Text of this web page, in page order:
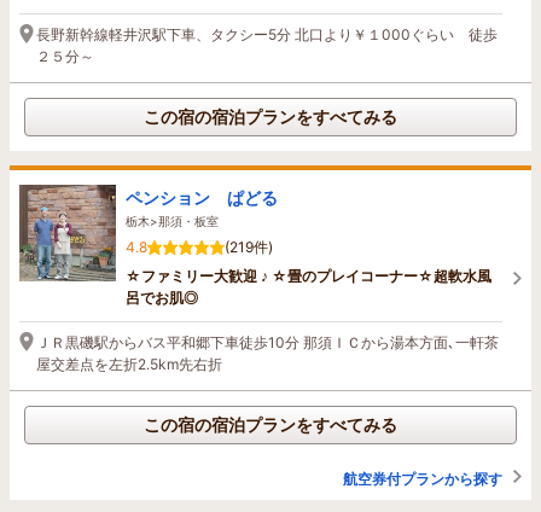
長野新幹線軽井沢駅下車、タクシー5分 北口より￥１000ぐらい 徒歩
２５分～
この宿の宿泊プランをすべてみる
ペンション ぱどる
栃木>那須・板室
4.8
(219件)
☆ファミリー大歓迎 ♪ ☆畳のプレイコーナー☆超軟水風
呂でお肌◎
ＪＲ黒磯駅からバス平和郷下車徒歩10分 那須ＩＣから湯本方面､一軒茶
屋交差点を左折2.5km先右折
この宿の宿泊プランをすべてみる
航空券付プランから探す